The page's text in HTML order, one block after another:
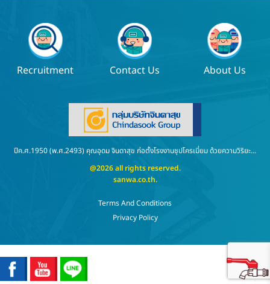
Recruitment Contact Us About Us
ปีค.ศ.1950 (พ.ศ.2493) คุณอุดม จินดาสุข ก่อตั้งโรงงานชุปโครเมี่ยม ด้วยความวิริยะ...
@2026 all rights reserved.
sanwa.co.th.
Terms And Conditions
Privacy Policy